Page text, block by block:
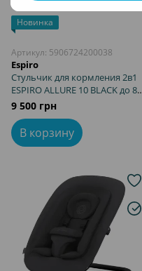
Новинка
Артикул: 5906724200038
Espiro
Стульчик для кормления 2в1
ESPIRO ALLURE 10 BLACK до 80
кг, 5 уровней регулировки
сиденья и подножки, столик
со съемным подносом, эко-
кожа
9 500 грн
В корзину